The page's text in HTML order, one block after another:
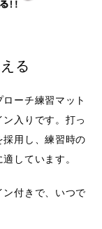
る
ーチ練習マット
入りです。打っ
用し、練習時の
しています。
ン付きで、いつで